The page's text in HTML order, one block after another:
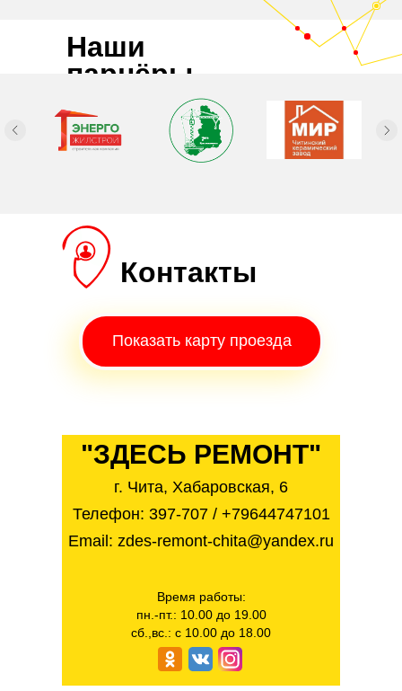
Наши
парнёры
Контакты
Показать карту проезда
"ЗДЕСЬ РЕМОНТ"
Телефон: 397-707/ +79644747101
Время работы:
пн.-пт.: 10.00 до 19.00
сб.,вс.: с 10.00 до 18.00
Email: zdes-remont-chita@yandex.ru
г. Чита, Хабаровская, 6